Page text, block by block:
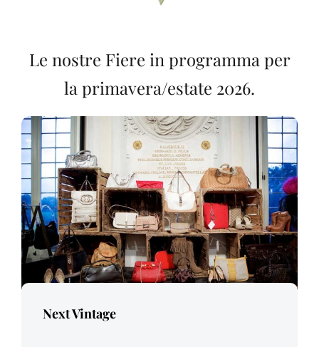
Le nostre Fiere in programma per
la primavera/estate 2026.
Next Vintage